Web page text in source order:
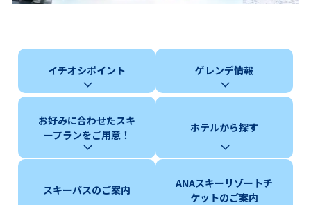
イチオシポイント ゲレンデ情報
お好みに合わせたスキ
ープランをご用意！
ホテルから探す
スキーバスのご案内
ANAスキーリゾートチ
ケットのご案内